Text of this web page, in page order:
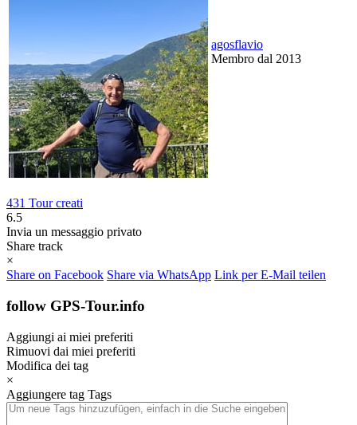
agosflavio
Membro dal 2013
431 Tour creati
6.5
Invia un messaggio privato
Share track
×
Share on Facebook Share via WhatsApp Link per E-Mail teilen
follow GPS-Tour.info
Aggiungi ai miei preferiti
Rimuovi dai miei preferiti
Modifica dei tag
×
Aggiungere tag Tags